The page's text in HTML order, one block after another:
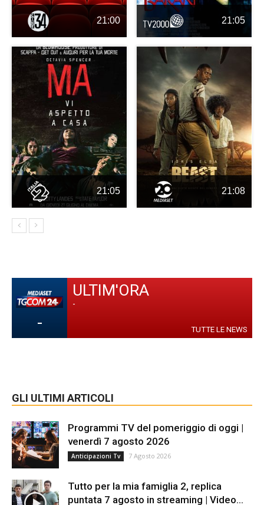
21:00 21:05
21:05 21:08
-
ULTIM'ORA
-
TUTTE LE NEWS
GLI ULTIMI ARTICOLI
Programmi TV del pomeriggio di oggi |
venerdì 7 agosto 2026
Anticipazioni Tv 7 Agosto 2026
Tutto per la mia famiglia 2, replica
puntata 7 agosto in streaming | Video...